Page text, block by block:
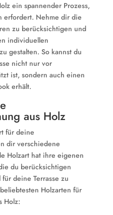
ein spannender Prozess,
erfordert. Nehme dir die
zu berücksichtigen und
individuellen
gestalten. So kannst du
nicht nur vor
ist, sondern auch einen
erhält.
aus Holz
für deine
dir verschiedene
Holzart hat ihre eigenen
du berücksichtigen
deine Terrasse zu
Holzarten für
Holz: